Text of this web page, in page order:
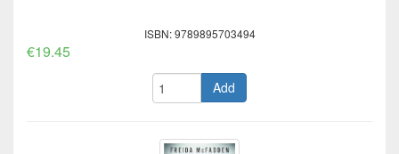
ISBN: 9789895703494
€19.45
Add